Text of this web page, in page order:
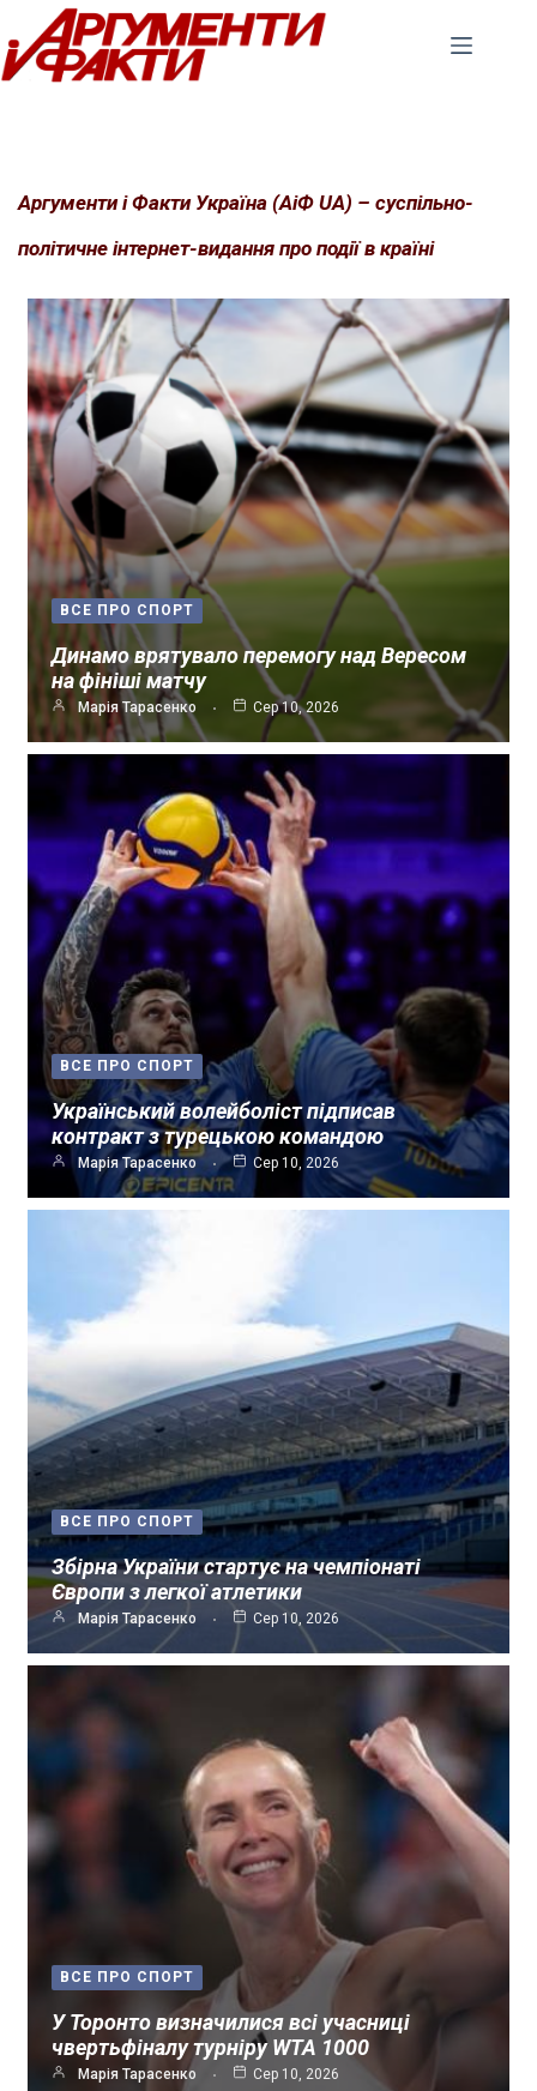
Перейти
до
вмісту
Аргументи і Факти Україна (АіФ UA) – суспільно-
політичне інтернет-видання про події в країні
ВСЕ ПРО СПОРТ
Динамо врятувало перемогу над Вересом
на фініші матчу
Марія Тарасенко Сер 10, 2026
ВСЕ ПРО СПОРТ
Український волейболіст підписав
контракт з турецькою командою
Марія Тарасенко Сер 10, 2026
ВСЕ ПРО СПОРТ
Збірна України стартує на чемпіонаті
Європи з легкої атлетики
Марія Тарасенко Сер 10, 2026
ВСЕ ПРО СПОРТ
У Торонто визначилися всі учасниці
чвертьфіналу турніру WTA 1000
Марія Тарасенко Сер 10, 2026